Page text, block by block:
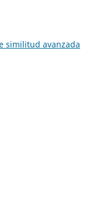
similitud avanzada